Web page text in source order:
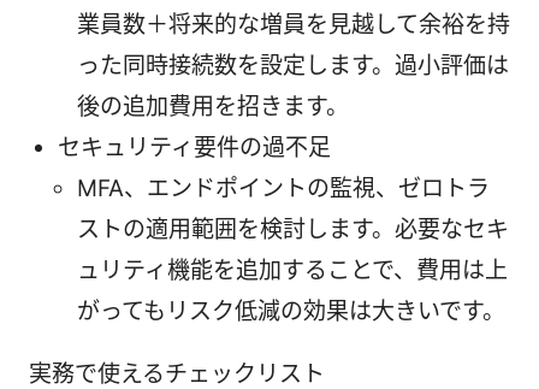
業員数＋将来的な増員を見越して余裕を持
った同時接続数を設定します。過小評価は
後の追加費用を招きます。
セキュリティ要件の過不足
MFA、エンドポイントの監視、ゼロトラ
ストの適用範囲を検討します。必要なセキ
ュリティ機能を追加することで、費用は上
がってもリスク低減の効果は大きいです。
実務で使えるチェックリスト